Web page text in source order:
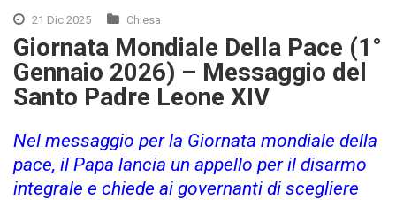
21 Dic 2025 Chiesa
Giornata Mondiale Della Pace (1°
Gennaio 2026) – Messaggio del
Santo Padre Leone XIV
Nel messaggio per la Giornata mondiale della
pace, il Papa lancia un appello per il disarmo
integrale e chiede ai governanti di scegliere